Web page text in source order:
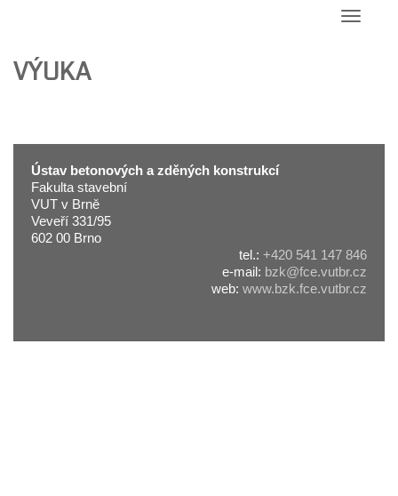
VÝUKA
Ústav betonových a zděných konstrukcí
Fakulta stavební
VUT v Brně
Veveří 331/95
602 00 Brno
tel.: +420 541 147 846
e-mail: bzk@fce.vutbr.cz
web: www.bzk.fce.vutbr.cz